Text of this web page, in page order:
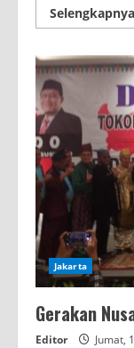
Selengkapnya
Jakarta
Gerakan
Editor Jumat,